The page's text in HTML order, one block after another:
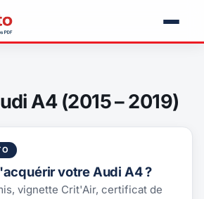
A4 (2015 – 2019)
votre Audi A4 ?
vignette Crit'Air, certificat de